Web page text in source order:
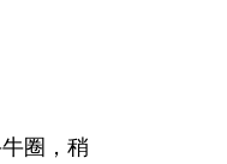
圈，稍